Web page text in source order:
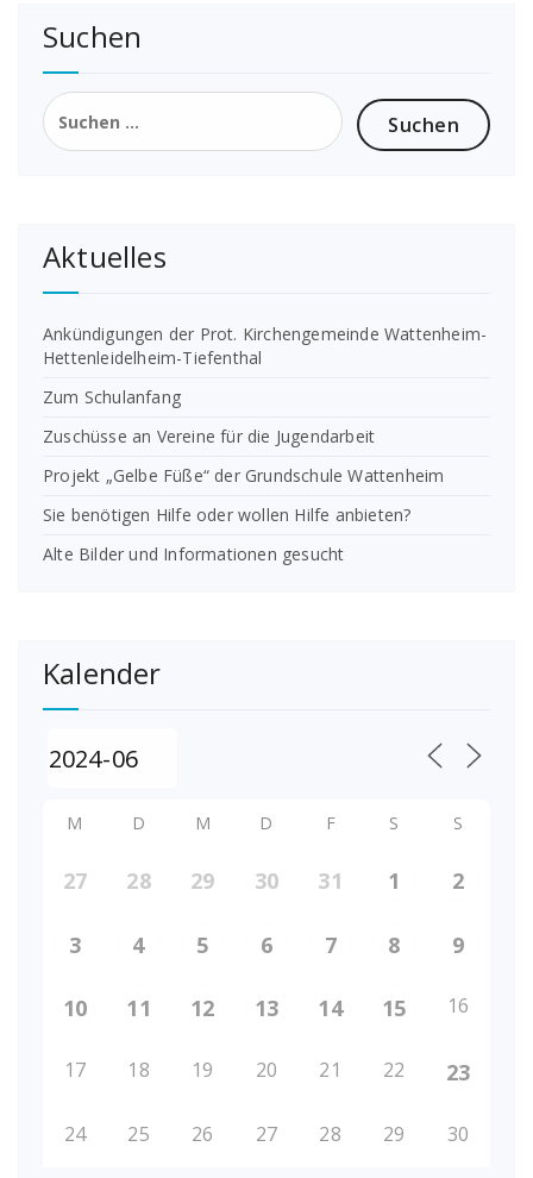
Suchen
Suchen
nach:
Aktuelles
Ankündigungen der Prot. Kirchengemeinde Wattenheim-
Hettenleidelheim-Tiefenthal
Zum Schulanfang
Zuschüsse an Vereine für die Jugendarbeit
Projekt „Gelbe Füße“ der Grundschule Wattenheim
Sie benötigen Hilfe oder wollen Hilfe anbieten?
Alte Bilder und Informationen gesucht
Kalender
M D M D F S S
27 28 29 30 31 1 2
3 4 5 6 7 8 9
10 11 12 13 14 15 16
17 18 19 20 21 22 23
24 25 26 27 28 29 30